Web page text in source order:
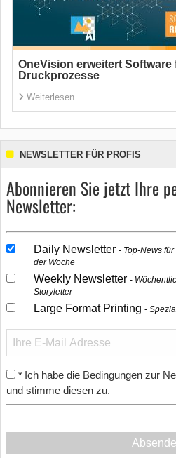
OneVision erweitert
Druckprozesse
Weiterlesen
NEWSLETTER FÜR PROFIS
Abonnieren Sie jetzt Ihre
Newsletter:
Daily Newsletter
Top-News
der Woche
Weekly Newsletter
Storyletter
Large Format Printing
* Ich habe die Bedingungen zur
und stimme diesen zu.